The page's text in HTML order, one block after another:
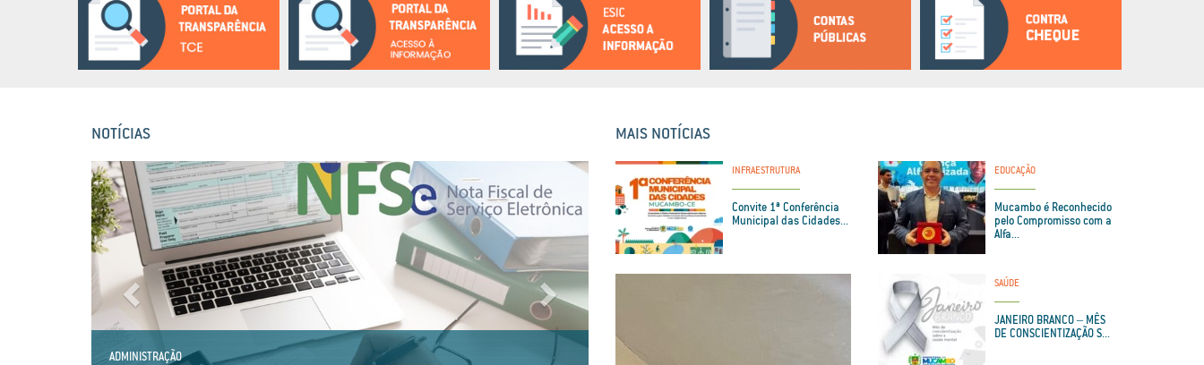
NOTÍCIAS
ADMINISTRAÇÃO
Previous Next
MAIS NOTÍCIAS
INFRAESTRUTURA
Convite 1ª Conferência
Municipal das Cidades...
EDUCAÇÃO
Mucambo é Reconhecido
pelo Compromisso com a
Alfa...
SAÚDE
JANEIRO BRANCO – MÊS
DE CONSCIENTIZAÇÃO S...